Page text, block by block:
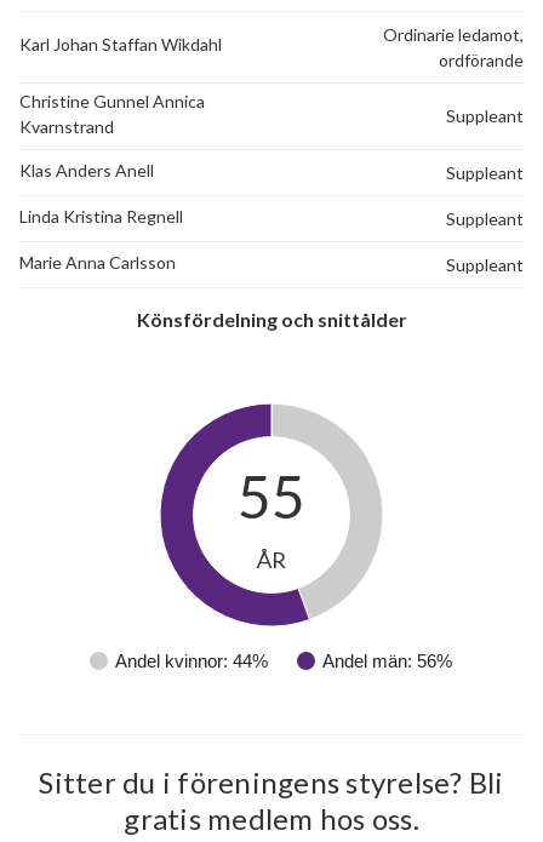
Karl Johan Staffan Wikdahl
Ordinarie ledamot,
ordförande
Christine Gunnel Annica
Kvarnstrand
Suppleant
Klas Anders Anell Suppleant
Linda Kristina Regnell Suppleant
Marie Anna Carlsson Suppleant
Könsfördelning och snittålder
Andel kvinnor: 44% Andel män: 56%
55
ÅR
Sitter du i föreningens styrelse? Bli
gratis medlem hos oss.